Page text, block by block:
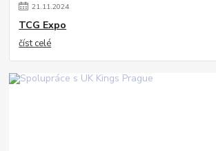
21.11.2024
TCG Expo
číst celé